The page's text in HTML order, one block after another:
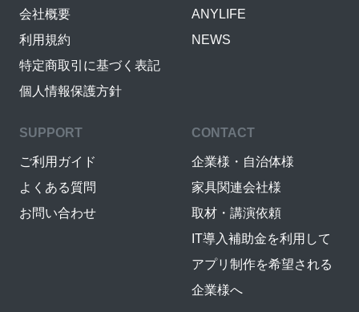
会社概要
利用規約
特定商取引に基づく表記
個人情報保護方針
ANYLIFE
NEWS
SUPPORT
ご利用ガイド
よくある質問
お問い合わせ
CONTACT
企業様・自治体様
家具関連会社様
取材・講演依頼
IT導入補助金を利用して
アプリ制作を希望される
企業様へ